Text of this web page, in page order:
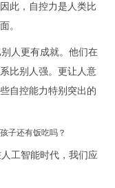
此，自控力是人类比
。
人更有成就。他们在
比别人强。更让人意
自控能力特别突出的
工智能时代，我们应